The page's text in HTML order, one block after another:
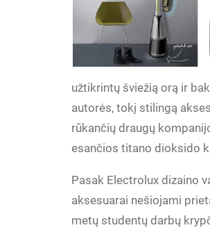
užtikrintų šviežią orą ir
autorės, tokį stilingą
rūkančių draugų
esančios titano dioksido
Pasak Electrolux dizaino
aksesuarai nešiojami
metų studentų darbų